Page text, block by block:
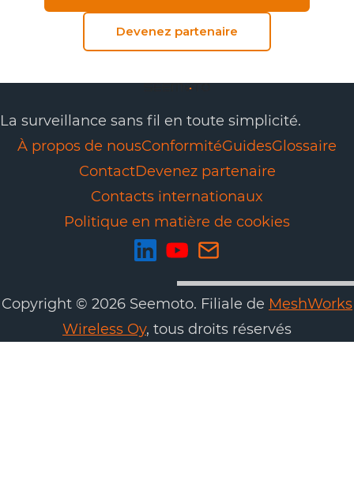
Devenez partenaire
La surveillance sans fil en toute simplicité.
À propos de nousConformitéGuidesGlossaire
ContactDevenez partenaire
Contacts internationaux
Politique en matière de cookies
Copyright © 2026 Seemoto. Filiale de MeshWorks
Wireless Oy, tous droits réservés